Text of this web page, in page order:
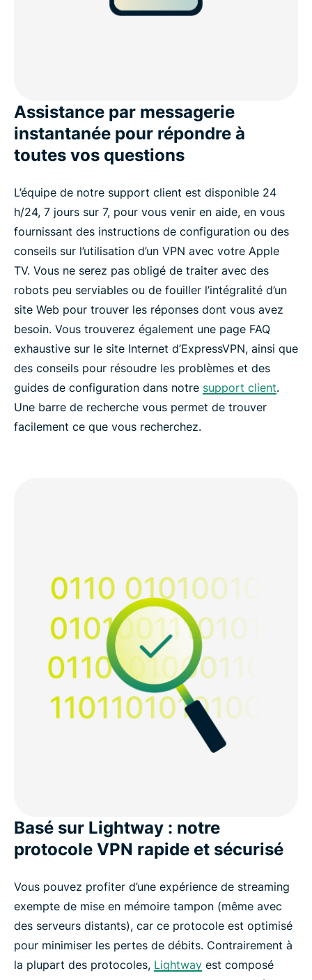
Assistance par messagerie
instantanée pour répondre à
toutes vos questions
L’équipe de notre support client est disponible 24
h/24, 7 jours sur 7, pour vous venir en aide, en vous
fournissant des instructions de configuration ou des
conseils sur l’utilisation d’un VPN avec votre Apple
TV. Vous ne serez pas obligé de traiter avec des
robots peu serviables ou de fouiller l’intégralité d’un
site Web pour trouver les réponses dont vous avez
besoin. Vous trouverez également une page FAQ
exhaustive sur le site Internet d’ExpressVPN, ainsi que
des conseils pour résoudre les problèmes et des
guides de configuration dans notre support client.
Une barre de recherche vous permet de trouver
facilement ce que vous recherchez.
Basé sur Lightway : notre
protocole VPN rapide et sécurisé
Vous pouvez profiter d’une expérience de streaming
exempte de mise en mémoire tampon (même avec
des serveurs distants), car ce protocole est optimisé
pour minimiser les pertes de débits. Contrairement à
la plupart des protocoles, Lightway est composé